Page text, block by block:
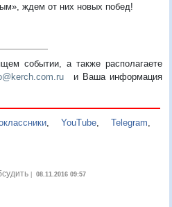
ждем от них новых побед!
событии, а также располагаете
и Ваша информация
,YouTube ,Telegram
| 08.11.2016 09:57